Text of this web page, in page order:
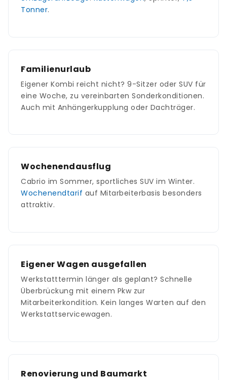
Tonner.
Familienurlaub
Eigener Kombi reicht nicht? 9-Sitzer oder SUV für
eine Woche, zu vereinbarten Sonderkonditionen.
Auch mit Anhängerkupplung oder Dachträger.
Wochenendausflug
Cabrio im Sommer, sportliches SUV im Winter.
Wochenendtarif auf Mitarbeiterbasis besonders
attraktiv.
Eigener Wagen ausgefallen
Werkstatttermin länger als geplant? Schnelle
Überbrückung mit einem Pkw zur
Mitarbeiterkondition. Kein langes Warten auf den
Werkstattservicewagen.
Renovierung und Baumarkt